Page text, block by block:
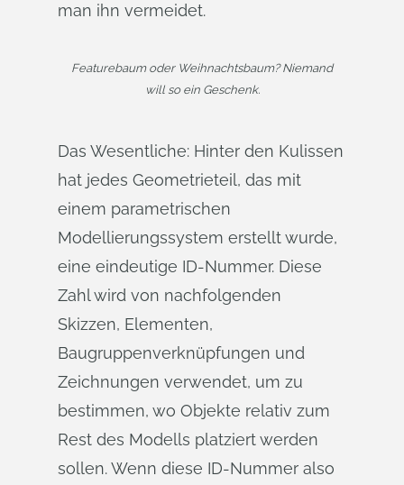
man ihn vermeidet.
Featurebaum oder Weihnachtsbaum? Niemand
will so ein Geschenk.
Das Wesentliche: Hinter den Kulissen
hat jedes Geometrieteil, das mit
einem parametrischen
Modellierungssystem erstellt wurde,
eine eindeutige ID-Nummer. Diese
Zahl wird von nachfolgenden
Skizzen, Elementen,
Baugruppenverknüpfungen und
Zeichnungen verwendet, um zu
bestimmen, wo Objekte relativ zum
Rest des Modells platziert werden
sollen. Wenn diese ID-Nummer also